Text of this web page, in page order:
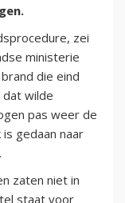
zei
ministerie
die eind
dat wilde
pas weer de
gedaan naar
zaten niet in
staat voor